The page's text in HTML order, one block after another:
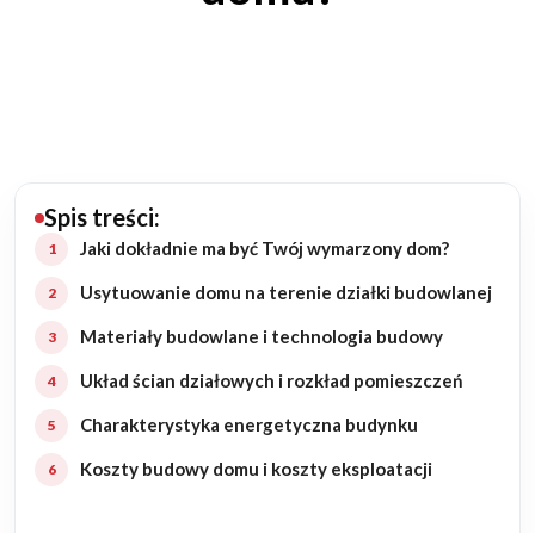
Budowa domu
Rezydencje
Rozbudowa
Remonty
Spis treści:
Jaki dokładnie ma być Twój wymarzony dom?
Usytuowanie domu na terenie działki budowlanej
Materiały budowlane i technologia budowy
Układ ścian działowych i rozkład pomieszczeń
Charakterystyka energetyczna budynku
Koszty budowy domu i koszty eksploatacji